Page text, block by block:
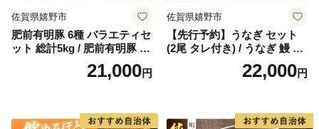
佐賀県嬉野市
肥前有明豚 6種 バラエティセ
ット 総計5kg / 肥前有明豚 豚
肉 豚 切り落とし きりおとし
ミンチ ロース ヒレカツ バラ
21,000円
佐賀県嬉野市
【先行予約】うなぎ セット
(2尾 タレ付き) / うなぎ 鰻 ウ
ナギ 炭火 炭火焼き 蒲焼 蒲焼
き【森うなぎ屋】 [NAK004]
22,000円